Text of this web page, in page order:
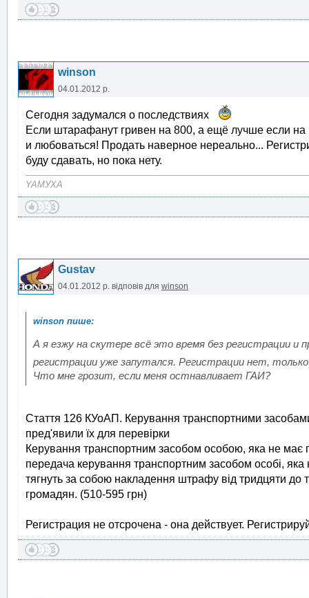
winson
04.01.2012 р.
Сегодня задумался о последствиях
Если штарафанут гривен на 800, а ещё лучше если
и любоваться! Продать наверное нереально...
буду сдавать, но пока нету.
YAMУXA
Gustav
04.01.2012 р. відповів для winson
А я езжу на скутере всё это время без регистрации и
регистрации уже запутался. Регистрации нет,
Что мне грозит, если меня остнавливает ГАИ?
Стаття 126 КУоАП. Керування транспортними
пред'явили їх для перевірки
Керування транспортним засобом особою, яка не
передача керування транспортним засобом особі,
тягнуть за собою накладення штрафу від тридцяти до
громадян. (510-595 грн)
Регистрация не отсрочена - она действует.